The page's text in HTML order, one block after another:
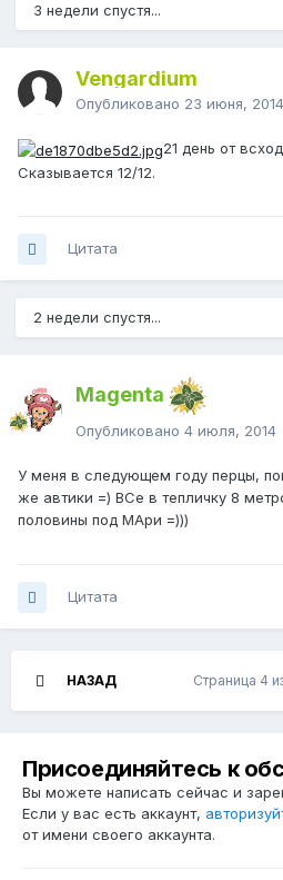
3 недели спустя...
Vengardium
Опубликовано 23 июня, 2014
21 день от
Сказывается 12/12.
Цитата
2 недели спустя...
Magenta
Опубликовано 4 июля, 2014
У меня в следующем году перцы,
же автики =) ВСе в тепличку 8
половины под МАри =)))
Цитата
НАЗАД Страница 4
Присоединяйтесь к
Вы можете написать сейчас и
Если у вас есть аккаунт,
от имени своего аккаунта.